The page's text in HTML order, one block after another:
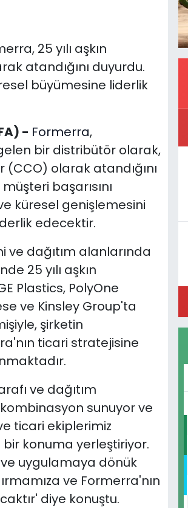
25 yılı aşkın
atandığını duyurdu.
büyümesine liderlik
- Formerra,
bir distribütör olarak,
olarak atandığını
başarısını
küresel genişlemesini
edecektir.
ve dağıtım alanlarında
25 yılı aşkın
Plastics, PolyOne
ve Kinsley Group'ta
şirketin
ticari stratejisine
ve dağıtım
sunuyor ve
ticari ekiplerimiz
konuma yerleştiriyor.
ve uygulamaya dönük
ve Formerra'nın
diye konuştu.